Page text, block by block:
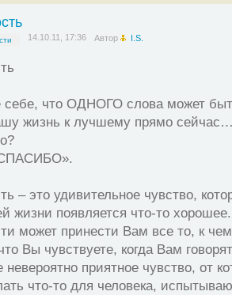
14.10.11, 17:36 Автор I.S.
себе, что ОДНОГО слова может
жизнь к лучшему прямо
– это удивительное чувство,
жизни появляется что-то
может принести Вам все то, к
Вы чувствуете, когда Вам
невероятно приятное чувство, от
что-то для человека,